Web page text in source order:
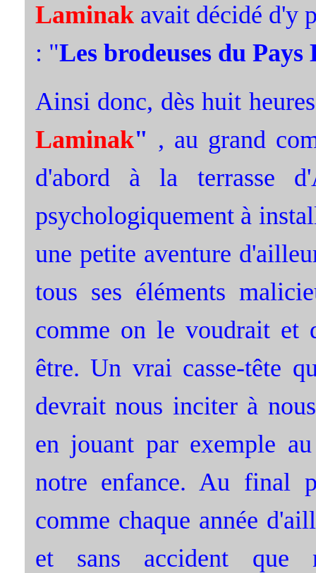
Laminakavait décidé d'y
: "Les brodeuses du Pays
Ainsi donc, dès huit
Laminak" , au grand
d'abord à la terrasse
psychologiquement à
une petite aventure
tous ses éléments
comme on le voudrait et
être. Un vrai casse-tête
devrait nous inciter à
en jouant par exemple
notre enfance. Au final
comme chaque année
et sans accident que